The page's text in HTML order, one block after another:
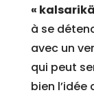
«
à se
avec un
qui peut
bien